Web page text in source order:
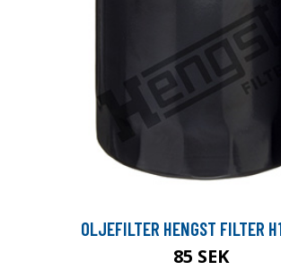
OLJEFILTER HENGST FILTER
85 SEK